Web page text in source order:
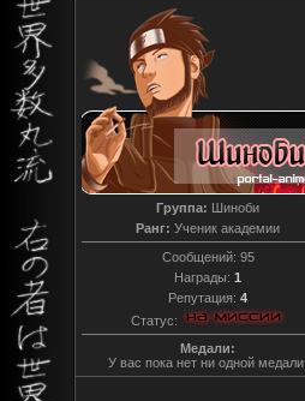
Группа: Шиноби
Ранг: Ученик академии
Сообщений: 95
Награды: 1
Репутация: 4
Статус:
Медали:
У вас пока нет ни одной медали.